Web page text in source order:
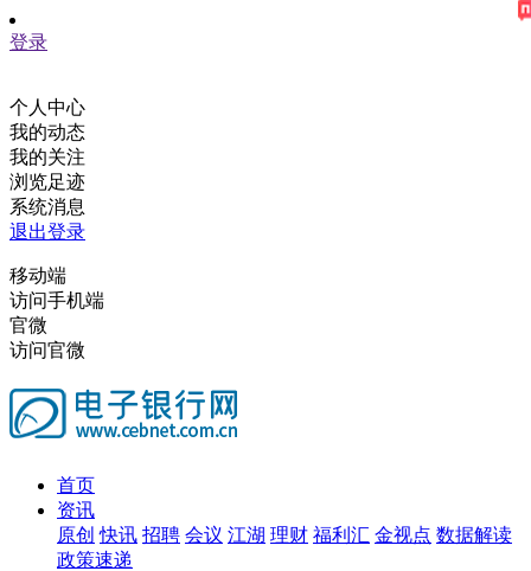
登录
个人中心
我的动态
我的关注
浏览足迹
系统消息
退出登录
移动端
访问手机端
官微
访问官微
首页
资讯
原创 快讯 招聘 会议 江湖 理财 福利汇 金视点 数据解读
政策速递